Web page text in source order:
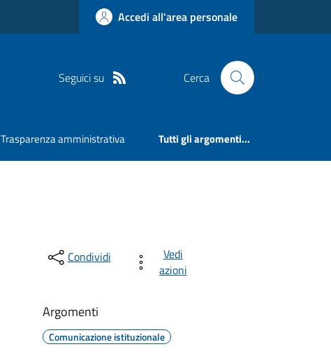
Accedi all'area personale
Seguici su Cerca
Trasparenza amministrativa Tutti gli argomenti...
Condividi
Vedi
azioni
Argomenti
Comunicazione istituzionale